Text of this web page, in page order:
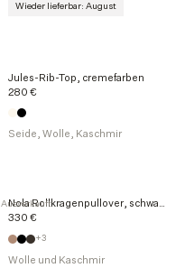
Wieder lieferbar: August
Jules-Rib-Top, cremefarben
280 €
Seide, Wolle, Kaschmir
Ausverkauft
330 €
Wolle und Kaschmir
+3